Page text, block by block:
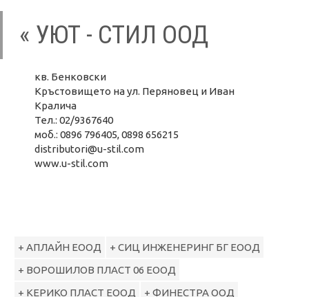
« УЮТ - СТИЛ ООД
кв. Бенковски
Кръстовището на ул. Перяновец и Иван
Кралича
Тел.: 02/9367640
моб.: 0896 796405, 0898 656215
distributori@u-stil.com
www.u-stil.com
+ АПЛАЙН ЕООД
+ СИЦ ИНЖЕНЕРИНГ БГ ЕООД
+ ВОРОШИЛОВ ПЛАСТ 06 ЕООД
+ КЕРИКО ПЛАСТ ЕООД
+ ФИНЕСТРА ООД